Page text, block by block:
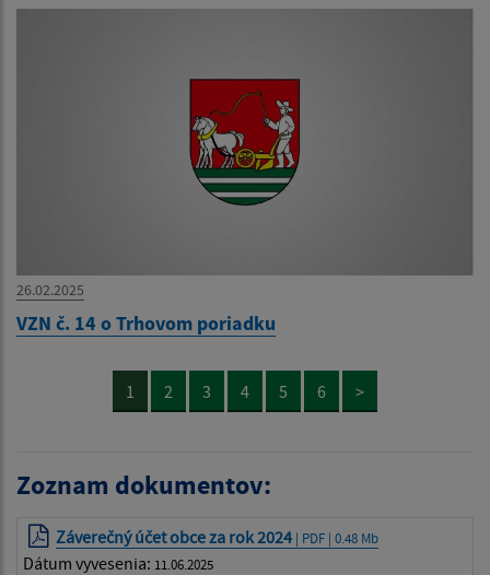
26.02.2025
VZN č. 14 o Trhovom poriadku
1 2 3 4 5 6 >
Zoznam dokumentov:
Záverečný účet obce za rok 2024 | PDF | 0.48 Mb
Dátum vyvesenia: 11.06.2025